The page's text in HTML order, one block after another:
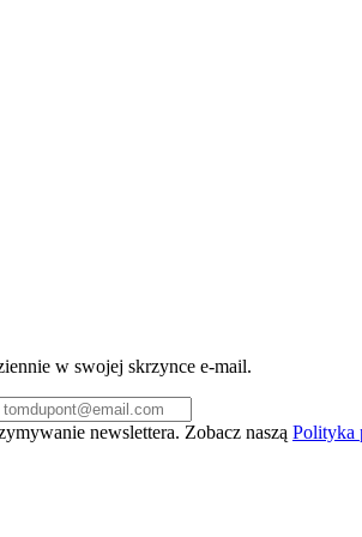
w swojej skrzynce e-mail.
newslettera. Zobacz naszą Polityka